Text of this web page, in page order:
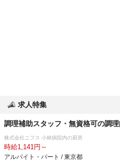
求人特集
調理補助スタッフ・無資格可の調
株式会社ニフス 小林病院内の厨房
時給1,141円～
アルバイト・パート / 東京都